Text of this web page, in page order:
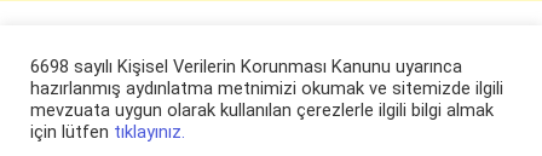
6698 sayılı Kişisel Verilerin Korunması Kanunu uyarınca
hazırlanmış aydınlatma metnimizi okumak ve sitemizde ilgili
mevzuata uygun olarak kullanılan çerezlerle ilgili bilgi almak
için lütfen tıklayınız.